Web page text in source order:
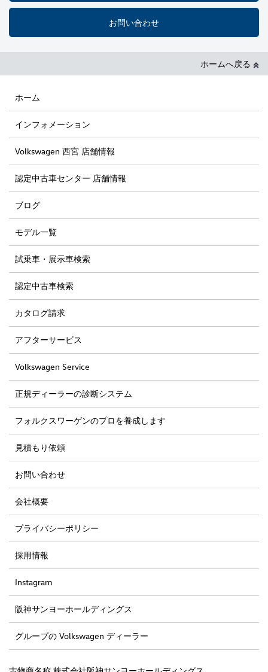
お問い合わせ
ホームへ戻る
ホーム
インフォメーション
Volkswagen 西宮 店舗情報
認定中古車センター 店舗情報
ブログ
モデル一覧
試乗車・展示車検索
認定中古車検索
カタログ請求
アフターサービス
Volkswagen Service
正規ディーラーの診断システム
フォルクスワーゲンのプロを養成します
見積もり依頼
お問い合わせ
会社概要
プライバシーポリシー
採用情報
Instagram
阪神サンヨーホールディングス
グループの Volkswagen ディーラー